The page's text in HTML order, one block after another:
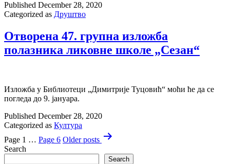
Published December 28, 2020
Categorized as Друштво
Отворена 47. групна изложба
полазника ликовне школе „Сезан“
Изложба у Библиотеци „Димитрије Туцовић“ моћи ће да се
погледа до 9. јануара.
Published December 28, 2020
Categorized as Култура
Posts
pagination
Page 1 … Page 6 Olderposts
Search
Search